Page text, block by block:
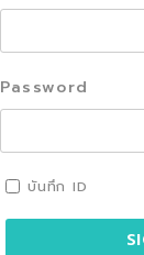
Password
บันทึก ID